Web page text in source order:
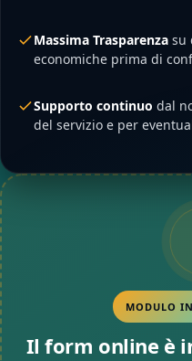
Massima Trasparenza su
economiche prima di
Supporto continuo dal
del servizio e per
MODULO
Il form online è